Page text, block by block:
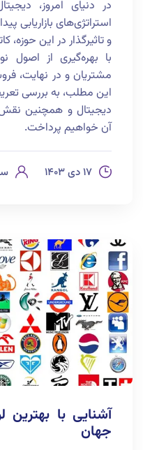
در دنیای امروز،
استراتژی‌های بازاریابی
و تاثیرگذار در این
با بهره‌گیری از اصول
مشتریان و در نهایت،
این مطلب، به بررسی
دیجیتال و همچنین نقش
آن خواهیم پرداخت.
۱۷ دی ۱۴۰۳
آشنایی با بهترین
جهان